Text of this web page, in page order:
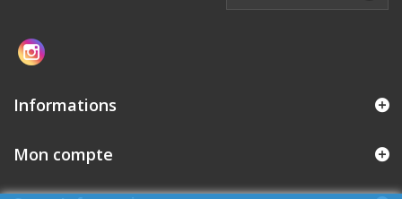
Informations
Mon compte